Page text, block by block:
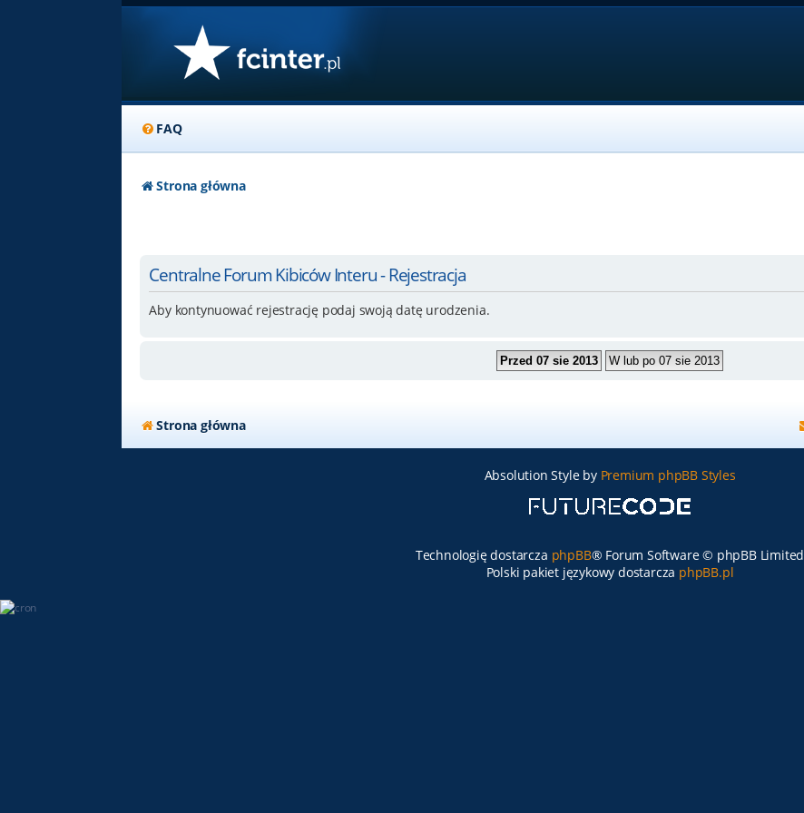
FAQ
Strona główna
Centralne Forum Kibiców Interu - Rejestracja
Aby kontynuować rejestrację podaj swoją datę urodzenia.
Strona główna
Absolution Style by Premium phpBB Styles
Technologię dostarcza phpBB® Forum Software © phpBB Limited
Polski pakiet językowy dostarcza phpBB.pl